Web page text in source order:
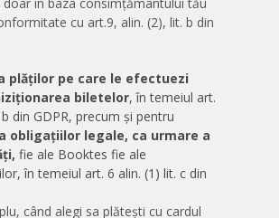
cu art.9, alin. (2), lit. b din
plăților pe care le efectuezi
biletelor, în temeiul art.
din GDPR, precum și pentru
obligațiilor legale, ca urmare a
fie ale Booktes fie ale
în temeiul art. 6 alin. (1) lit. c din
când alegi sa plătești cu cardul